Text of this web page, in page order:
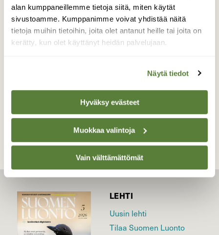
alan kumppaneillemme tietoja siitä, miten käytät
sivustoamme. Kumppanimme voivat yhdistää näitä
tietoja muihin tietoihin, joita olet antanut heille tai joita on
kerätty, kun olet käyttänyt heidän palvelujaan.
Näytä tiedot
Hyväksy evästeet
Muokkaa valintoja
Vain välttämättömät
Pakkanen jo paukuu Pohjois-Karjalassa Ylin
-25 C oli pakkasta aamulla ja illalla
Nurmeksessa.
TAKAISIN LISTAAN
LEHTI
Uusin lehti
Tilaa Suomen Luonto